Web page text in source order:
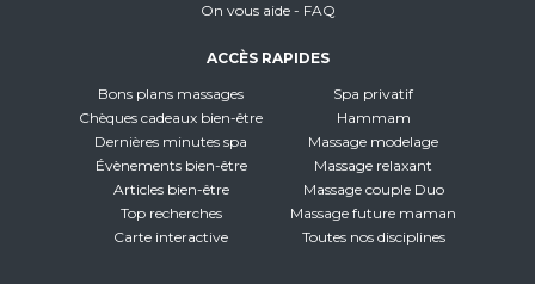
On vous aide - FAQ
ACCÈS RAPIDES
Bons plans massages
Chèques cadeaux bien-être
Dernières minutes spa
Évènements bien-être
Articles bien-être
Top recherches
Carte interactive
Spa privatif
Hammam
Massage modelage
Massage relaxant
Massage couple Duo
Massage future maman
Toutes nos disciplines